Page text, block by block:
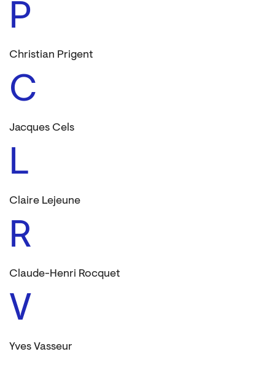
P
Christian Prigent
C
Jacques Cels
L
Claire Lejeune
R
Claude-Henri Rocquet
V
Yves Vasseur